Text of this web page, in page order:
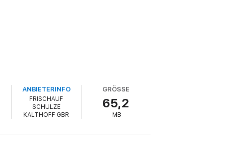
ANBIETERINFO
FRISCHAUF
SCHULZE
KALTHOFF GBR
GRÖSSE
65,2
MB